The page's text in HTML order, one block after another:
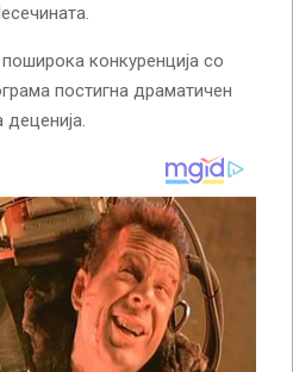
конкуренција со
постигна драматичен